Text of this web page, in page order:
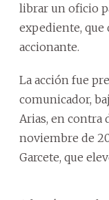
librar un oficio
expediente,
accionante.
La acción fue
comunicador,
Arias, en contra
noviembre de
Garcete, que